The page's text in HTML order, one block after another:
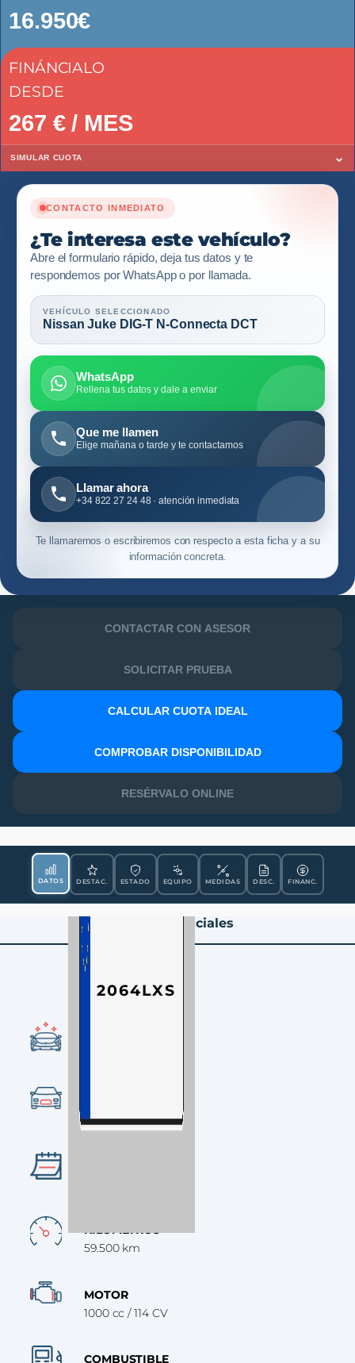
16.950€
FINÁNCIALO
DESDE
267 € / MES
SIMULAR CUOTA ⌄
CONTACTO INMEDIATO
¿Te interesa este vehículo?
Abre el formulario rápido, deja tus datos y te
respondemos por WhatsApp o por llamada.
VEHÍCULO SELECCIONADO
Nissan Juke DIG-T N-Connecta DCT
WhatsApp
Rellena tus datos y dale a enviar
Que me llamen
Elige mañana o tarde y te contactamos
Llamar ahora
+34 822 27 24 48 · atención inmediata
Te llamaremos o escribiremos con respecto a esta ficha y a su
información concreta.
CONTACTAR CON ASESOR
SOLICITAR PRUEBA
CALCULAR CUOTA IDEAL
COMPROBAR DISPONIBILIDAD
RESÉRVALO ONLINE
DATOS DESTAC. ESTADO EQUIPO MEDIDAS DESC. FINANC.
Datos Esenciales
2064LXS
SUV
KILÓMETROS
59.500 km
MOTOR
1000 cc / 114 CV
COMBUSTIBLE